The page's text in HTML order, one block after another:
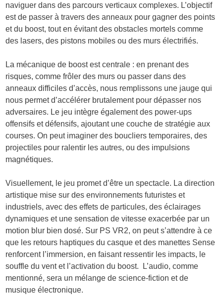
naviguer dans des parcours verticaux complexes. L’objectif
est de passer à travers des anneaux pour gagner des points
et du boost, tout en évitant des obstacles mortels comme
des lasers, des pistons mobiles ou des murs électrifiés.
La mécanique de boost est centrale : en prenant des
risques, comme frôler des murs ou passer dans des
anneaux difficiles d’accès, nous remplissons une jauge qui
nous permet d’accélérer brutalement pour dépasser nos
adversaires. Le jeu intègre également des power-ups
offensifs et défensifs, ajoutant une couche de stratégie aux
courses. On peut imaginer des boucliers temporaires, des
projectiles pour ralentir les autres, ou des impulsions
magnétiques.
Visuellement, le jeu promet d’être un spectacle. La direction
artistique mise sur des environnements futuristes et
industriels, avec des effets de particules, des éclairages
dynamiques et une sensation de vitesse exacerbée par un
motion blur bien dosé. Sur PS VR2, on peut s’attendre à ce
que les retours haptiques du casque et des manettes Sense
renforcent l’immersion, en faisant ressentir les impacts, le
souffle du vent et l’activation du boost. L’audio, comme
mentionné, sera un mélange de science-fiction et de
musique électronique.